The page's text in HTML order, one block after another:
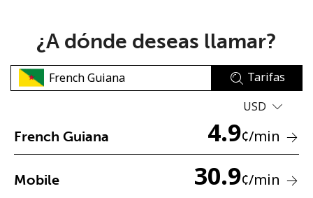
No se ha creado una contraseña
Una letra mayúscula y una minúscula
¿A dónde deseas llamar?
Tarifas
USD
French Guiana 4.9¢/min
Mobile 30.9¢/min